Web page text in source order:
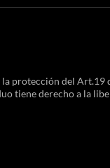
la protección del Art.19
tiene derecho a la